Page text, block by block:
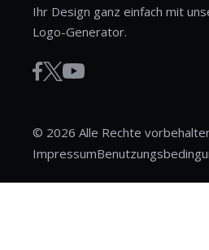
Ihr Design ganz einfach mit
Logo-Generator.
© 2026 Alle Rechte
Impressum